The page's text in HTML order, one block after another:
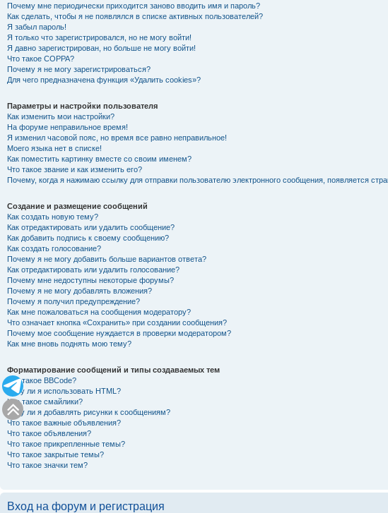
Почему мне периодически приходится заново вводить имя и пароль?
Как сделать, чтобы я не появлялся в списке активных пользователей?
Я забыл пароль!
Я только что зарегистрировался, но не могу войти!
Я давно зарегистрирован, но больше не могу войти!
Что такое COPPA?
Почему я не могу зарегистрироваться?
Для чего предназначена функция «Удалить cookies»?
Параметры и настройки пользователя
Как изменить мои настройки?
На форуме неправильное время!
Я изменил часовой пояс, но время все равно неправильное!
Моего языка нет в списке!
Как поместить картинку вместе со своим именем?
Что такое звание и как изменить его?
Почему, когда я нажимаю ссылку для отправки пользователю электронного сообщения, появляется
Создание и размещение сообщений
Как создать новую тему?
Как отредактировать или удалить сообщение?
Как добавить подпись к своему сообщению?
Как создать голосование?
Почему я не могу добавить больше вариантов ответа?
Как отредактировать или удалить голосование?
Почему мне недоступны некоторые форумы?
Почему я не могу добавлять вложения?
Почему я получил предупреждение?
Как мне пожаловаться на сообщения модератору?
Что означает кнопка «Сохранить» при создании сообщения?
Почему мое сообщение нуждается в проверки модератором?
Как мне вновь поднять мою тему?
Форматирование сообщений и типы создаваемых тем
Что такое BBCode?
Могу ли я использовать HTML?
Что такое смайлики?
Могу ли я добавлять рисунки к сообщениям?
Что такое важные объявления?
Что такое объявления?
Что такое прикрепленные темы?
Что такое закрытые темы?
Что такое значки тем?
Вход на форум и регистрация